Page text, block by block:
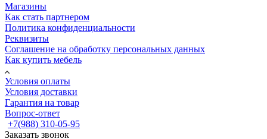
Магазины
Как стать партнером
Политика конфиденциальности
Реквизиты
Соглашение на обработку персональных данных
Как купить мебель
Условия оплаты
Условия доставки
Гарантия на товар
Вопрос-ответ
+7(988) 310-05-95
Заказать звонок